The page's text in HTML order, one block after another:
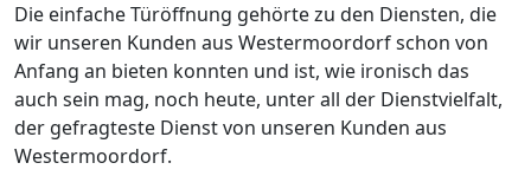
Die einfache Türöffnung gehörte zu den Diensten, die
wir unseren Kunden aus Westermoordorf schon von
Anfang an bieten konnten und ist, wie ironisch das
auch sein mag, noch heute, unter all der Dienstvielfalt,
der gefragteste Dienst von unseren Kunden aus
Westermoordorf.